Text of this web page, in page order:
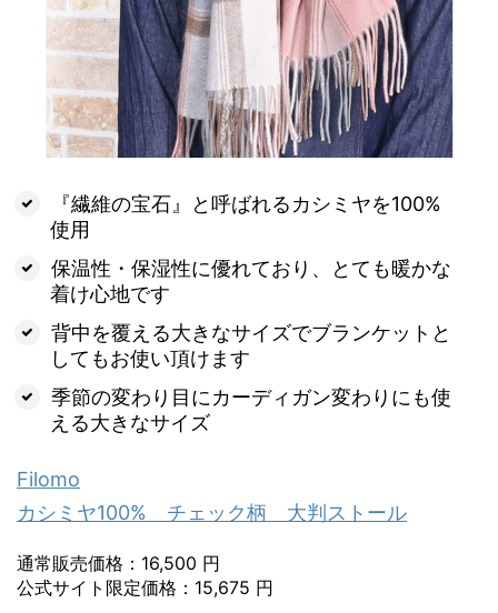
『繊維の宝石』と呼ばれるカシミヤを100%
使用
保温性・保湿性に優れており、とても暖かな
着け心地です
背中を覆える大きなサイズでブランケットと
してもお使い頂けます
季節の変わり目にカーディガン変わりにも使
える大きなサイズ
Filomo
カシミヤ100% チェック柄 大判ストール
通常販売価格：16,500 円
公式サイト限定価格：15,675 円